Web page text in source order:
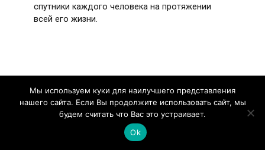
спутники каждого человека на протяжении
всей его жизни.
Мы используем куки для наилучшего представления
нашего сайта. Если Вы продолжите использовать сайт, мы
будем считать что Вас это устраивает.
Ok